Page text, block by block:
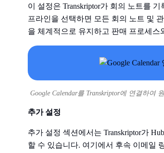
이 설정은 Transkriptor가 회의 노트를
프라인을 선택하면 모든 회의 노트 및
을 체계적으로 유지하고 판매 프로세스
Google Calendar를 Transkriptor에 연결하여
추가 설정
추가 설정 섹션에서는 Transkriptor가
할 수 있습니다. 여기에서 후속 이메일